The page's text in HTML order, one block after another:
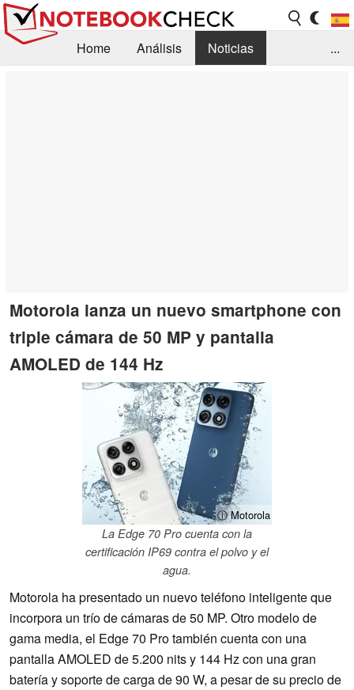
Home Análisis
Noticias
...
Motorola lanza un nuevo smartphone con
triple cámara de 50 MP y pantalla
AMOLED de 144 Hz
ⓘ Motorola
La Edge 70 Pro cuenta con la
certificación IP69 contra el polvo y el
agua.
Motorola ha presentado un nuevo teléfono inteligente que
incorpora un trío de cámaras de 50 MP. Otro modelo de
gama media, el Edge 70 Pro también cuenta con una
pantalla AMOLED de 5.200 nits y 144 Hz con una gran
batería y soporte de carga de 90 W, a pesar de su precio de